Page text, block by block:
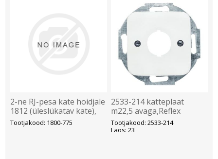
2-ne RJ-pesa kate hoidjale
1812 (üleslükatav kate),
matt must, Impuls
Tootjakood: 1800-775
2533-214 katteplaat
m22,5 avaga,Reflex
Tootjakood: 2533-214
Laos: 23